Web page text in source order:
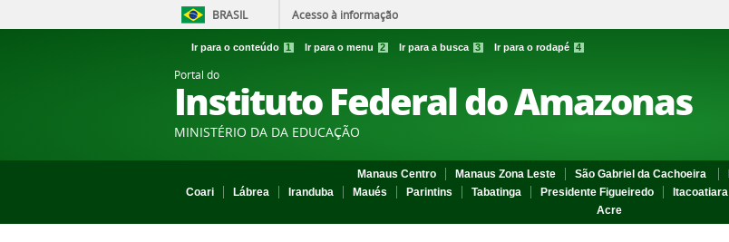
BRASIL Acesso à informação
Ir para o conteúdo 1 Ir para o menu 2 Ir para a busca 3 Ir para o rodapé 4
Portal do
Instituto Federal do Amazonas
MINISTÉRIO DA DA EDUCAÇÃO
Manaus Centro Manaus Zona Leste São Gabriel da Cachoeira
Coari
Lábrea Iranduba Maués Parintins Tabatinga Presidente Figueiredo Itacoatiara
Acre